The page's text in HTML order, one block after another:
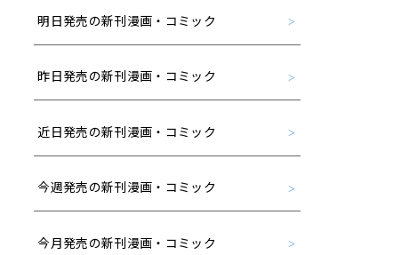
明日発売の新刊漫画・コミック
昨日発売の新刊漫画・コミック
近日発売の新刊漫画・コミック
今週発売の新刊漫画・コミック
今月発売の新刊漫画・コミック